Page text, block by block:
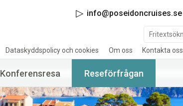
info@poseidoncruises.se
Dataskyddspolicy och cookies Om oss Kontakta oss
Konferensresa Reseförfrågan